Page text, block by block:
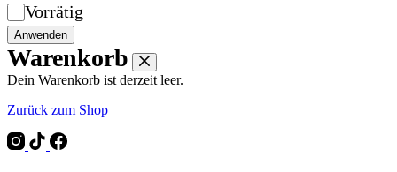
Verfügbarkeit
Vorrätig
Anwenden
Warenkorb
Dein Warenkorb ist derzeit leer.
Zurück zum Shop